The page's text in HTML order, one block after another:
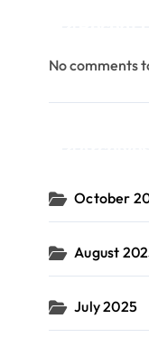
No comments
October
August
July 2025